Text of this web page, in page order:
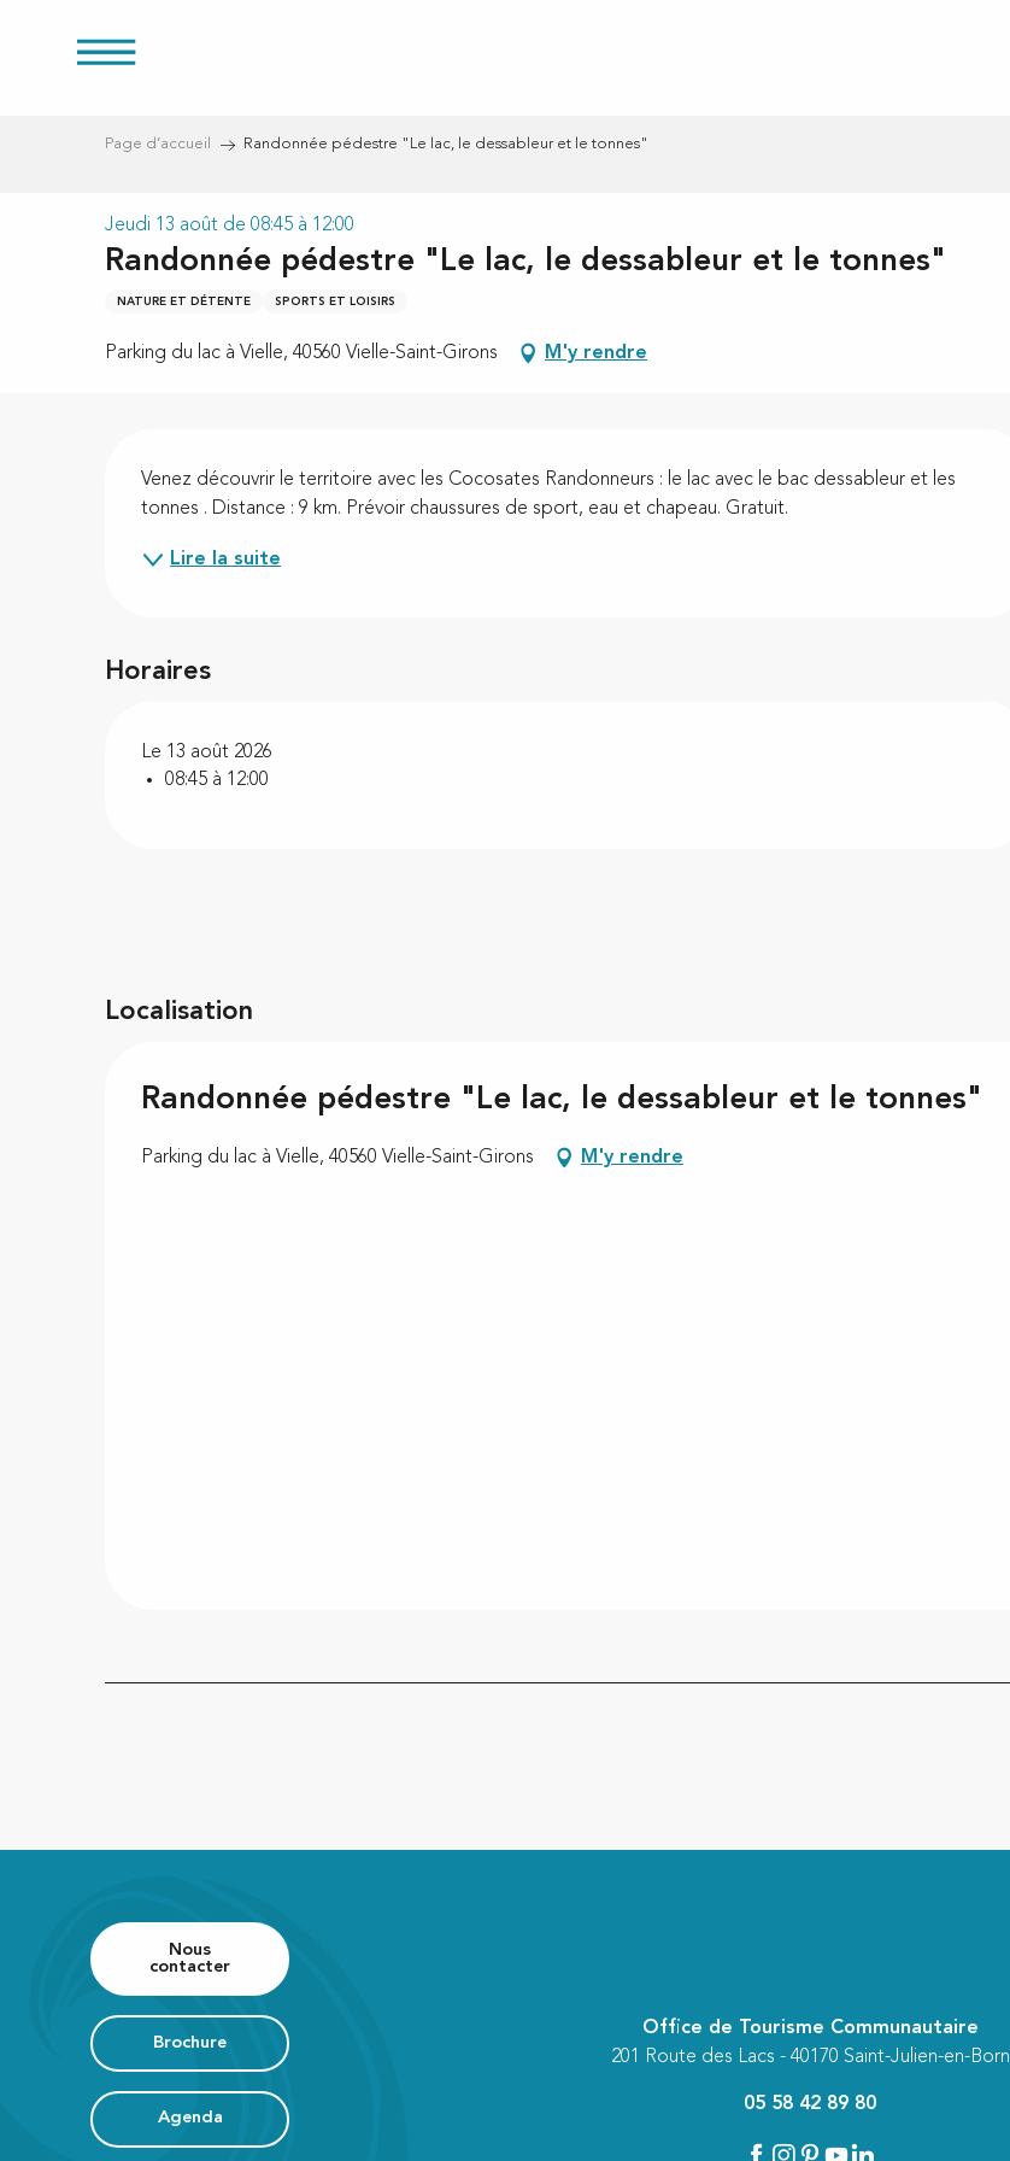
Page d’accueil Randonnée pédestre "Le lac, le dessableur et le tonnes"
Jeudi 13 août de 08:45 à 12:00
Randonnée pédestre "Le lac, le dessableur et le tonnes"
NATURE ET DÉTENTE SPORTS ET LOISIRS
Parking du lac à Vielle, 40560 Vielle-Saint-Girons M'y rendre
Description
Venez découvrir le territoire avec les Cocosates Randonneurs : le lac avec le bac dessableur et les
tonnes . Distance : 9 km. Prévoir chaussures de sport, eau et chapeau. Gratuit.
Lire la suite
Horaires
Le 13 août 2026
08:45 à 12:00
Localisation
Randonnée pédestre "Le lac, le dessableur et le tonnes"
Parking du lac à Vielle, 40560 Vielle-Saint-Girons M'y rendre
Nous
contacter
Brochure
Agenda
Office de Tourisme Communautaire
201 Route des Lacs - 40170 Saint-Julien-en-Born
05 58 42 89 80